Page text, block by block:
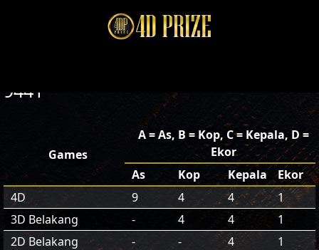
9441
Games
A = As, B = Kop, C = Kepala, D =
Ekor
As
Kop Kepala
Ekor
4D
9 4 4
1
3D Belakang
- 4 4
1
2D Belakang
- - 4
1